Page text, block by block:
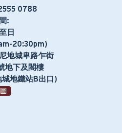
0788
:
日
20:30pm)
地城卑路乍街
地下及閣樓
地鐵站B出口)